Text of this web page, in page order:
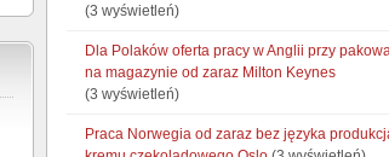
(3 wyświetleń)
Dla Polaków oferta pracy w Anglii przy
na magazynie od zaraz Milton Keynes
(3 wyświetleń)
Praca Norwegia od zaraz bez języka